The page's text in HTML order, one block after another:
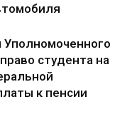
Уполномоченного
студента на
к пенсии